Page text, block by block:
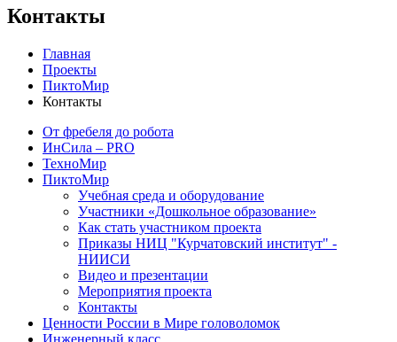
Контакты
Главная
Проекты
ПиктоМир
Контакты
От фребеля до робота
ИнСила – PRO
ТехноМир
ПиктоМир
Учебная среда и оборудование
Участники «Дошкольное образование»
Как стать участником проекта
Приказы НИЦ "Курчатовский институт" -
НИИСИ
Видео и презентации
Мероприятия проекта
Контакты
Ценности России в Мире головоломок